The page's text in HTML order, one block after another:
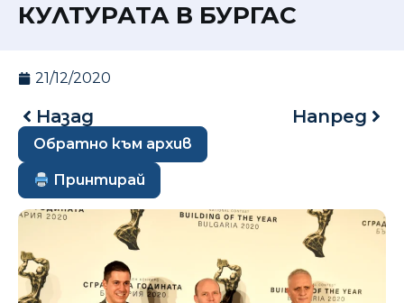
КУЛТУРАТА В БУРГАС
21/12/2020
Назад Напред
Обратно към архив
Принтирай